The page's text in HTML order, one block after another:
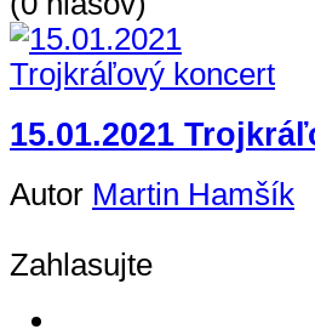
15.01.2021
Autor Martin Hamšík
Zahlasujte